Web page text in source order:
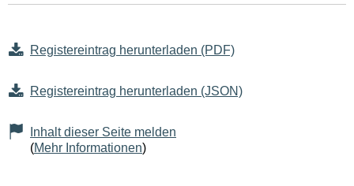
Registereintrag herunterladen (PDF)
Registereintrag herunterladen (JSON)
Inhalt dieser Seite melden
(Mehr Informationen)